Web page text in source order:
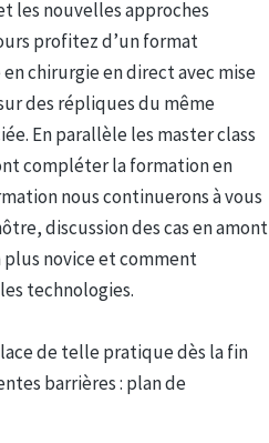
les nouvelles approches
profitez d’un format
chirurgie en direct avec mise
des répliques du même
En parallèle les master class
compléter la formation en
nous continuerons à vous
discussion des cas en amont
plus novice et comment
technologies.
de telle pratique dès la fin
barrières : plan de